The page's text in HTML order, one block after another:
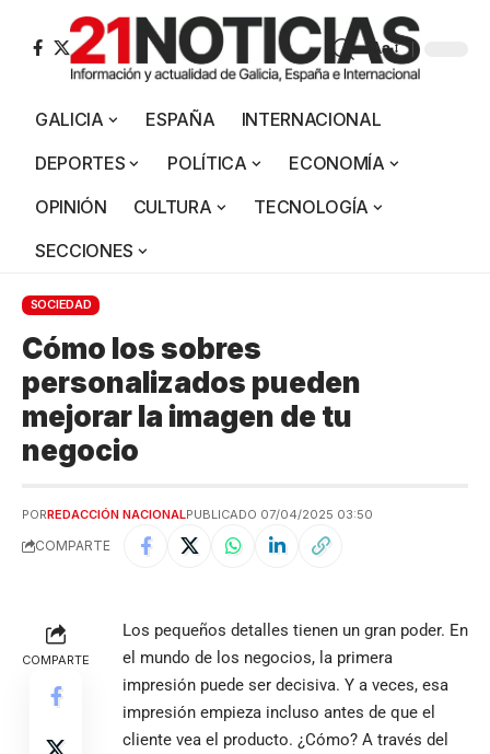
Aa
GALICIA ESPAÑA
INTERNACIONAL
DEPORTES
POLÍTICA
ECONOMÍA
OPINIÓN
CULTURA
TECNOLOGÍA
SECCIONES
SOCIEDAD
Cómo los sobres
personalizados pueden
mejorar la imagen de tu
negocio
PORREDACCIÓN NACIONALPUBLICADO 07/04/2025 03:50
COMPARTE
COMPARTE
Los pequeños detalles tienen un gran poder. En
el mundo de los negocios, la primera
impresión puede ser decisiva. Y a veces, esa
impresión empieza incluso antes de que el
cliente vea el producto. ¿Cómo? A través del